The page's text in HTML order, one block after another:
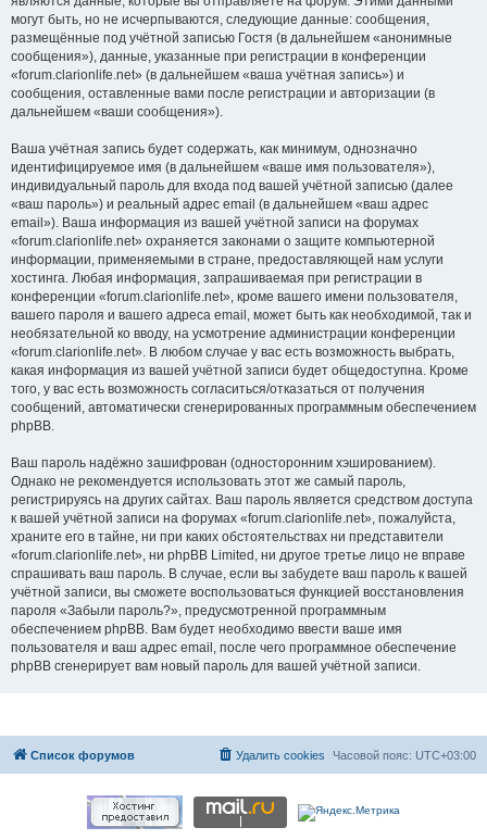
могут быть, но не исчерпываются, следующие данные: сообщения,
размещённые под учётной записью Гостя (в дальнейшем «анонимные
сообщения»), данные, указанные при регистрации в конференции
«forum.clarionlife.net» (в дальнейшем «ваша учётная запись») и
сообщения, оставленные вами после регистрации и авторизации (в
дальнейшем «ваши сообщения»).
Ваша учётная запись будет содержать, как минимум, однозначно
идентифицируемое имя (в дальнейшем «ваше имя пользователя»),
индивидуальный пароль для входа под вашей учётной записью (далее
«ваш пароль») и реальный адрес email (в дальнейшем «ваш адрес
email»). Ваша информация из вашей учётной записи на форумах
«forum.clarionlife.net» охраняется законами о защите компьютерной
информации, применяемыми в стране, предоставляющей нам услуги
хостинга. Любая информация, запрашиваемая при регистрации в
конференции «forum.clarionlife.net», кроме вашего имени пользователя,
вашего пароля и вашего адреса email, может быть как необходимой, так и
необязательной ко вводу, на усмотрение администрации конференции
«forum.clarionlife.net». В любом случае у вас есть возможность выбрать,
какая информация из вашей учётной записи будет общедоступна. Кроме
того, у вас есть возможность согласиться/отказаться от получения
сообщений, автоматически сгенерированных программным обеспечением
phpBB.
Ваш пароль надёжно зашифрован (односторонним хэшированием).
Однако не рекомендуется использовать этот же самый пароль,
регистрируясь на других сайтах. Ваш пароль является средством доступа
к вашей учётной записи на форумах «forum.clarionlife.net», пожалуйста,
храните его в тайне, ни при каких обстоятельствах ни представители
«forum.clarionlife.net», ни phpBB Limited, ни другое третье лицо не вправе
спрашивать ваш пароль. В случае, если вы забудете ваш пароль к вашей
учётной записи, вы сможете воспользоваться функцией восстановления
пароля «Забыли пароль?», предусмотренной программным
обеспечением phpBB. Вам будет необходимо ввести ваше имя
пользователя и ваш адрес email, после чего программное обеспечение
phpBB сгенерирует вам новый пароль для вашей учётной записи.
Список форумов Часовой пояс: UTC+03:00
Удалить cookies